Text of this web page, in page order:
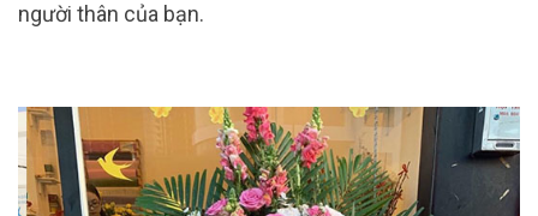
người thân của bạn.